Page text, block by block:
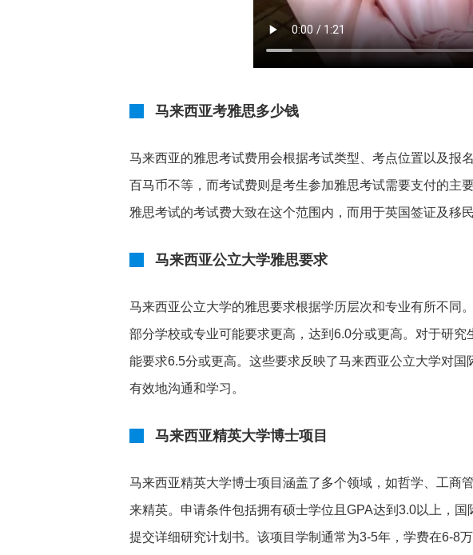
马来西亚考雅思多少钱
马来西亚的雅思考试费用会根据考试类型、考点位置以及报
百马币不等，而考试费则是考生参加雅思考试需要支付的主
雅思考试的考试费大致在这个范围内，而用于英国签证及移
马来西亚公立大学雅思要求
马来西亚公立大学的雅思要求根据学历层次和专业有所不同
部分学校或专业可能要求更高，达到6.0分或更高。对于研
能要求6.5分或更高。这些要求反映了马来西亚公立大学对
有效地沟通和学习。
马来西亚精英大学博士项目
马来西亚精英大学博士项目涵盖了多个领域，如哲学、工商
来精英。申请条件包括拥有硕士学位且GPA达到3.0以上，
提交详细研究计划书。该项目学制通常为3-5年，学费在6-8